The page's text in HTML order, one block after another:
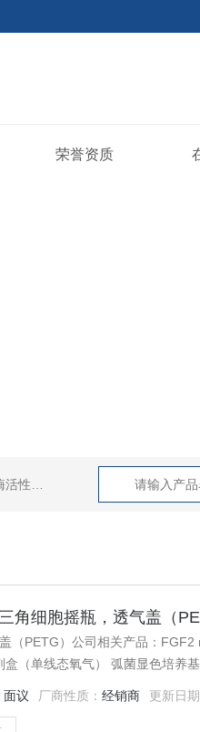
荣誉资质
公司公司产品。
角细胞摇瓶，透气盖（
（PETG）公司相关产品：
（单线态氧气） 弧菌显色培养
面议 厂商性质：经销商 更新日期